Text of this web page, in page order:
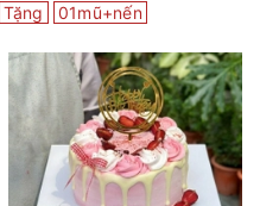
Tặng 01mũ+nến